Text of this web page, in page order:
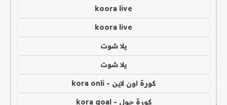
koora live
koora live
يلا شوت
يلا شوت
كورة اون لاين - kora onli
كورة جول - kora goal